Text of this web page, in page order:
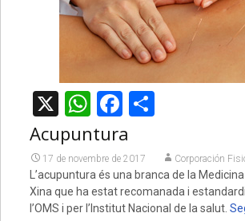
X WhatsApp
Facebook
Acupuntura
17 de novembre de 2017 Corporación
L’acupuntura és una branca de la
Xina que ha estat recomanada i
l’OMS i per l’Institut Nacional de la salut.